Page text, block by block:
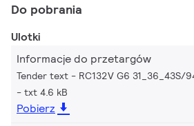
Do pobrania
Ulotki
Informacje do przetargów
Tender text - RC132V G6 31_36_43S/
txt 4.6 kB
Pobierz